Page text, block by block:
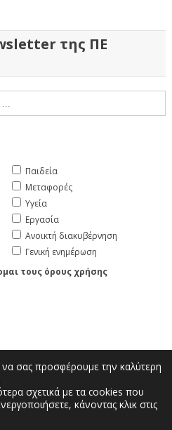
της ΠΕ
Παιδεία
Μεταφορές
Υγεία
Εργασία
Ανοικτή διακυβέρνηση
Γενική ενημέρωση
τους όρους χρήσης
και Διοικητηρίου |
| Email:
σας προσφέρουμε την καλύτερη
σχετικά με τα cookies που
κάνοντας κλικ στις